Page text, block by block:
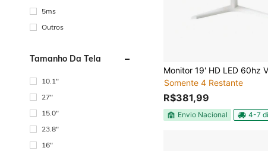
5ms
Outros
Tamanho Da Tela
10.1"
27"
15.0"
23.8"
16"
Somente 4 Restante
R$381,99
Envio Nacional 4-7